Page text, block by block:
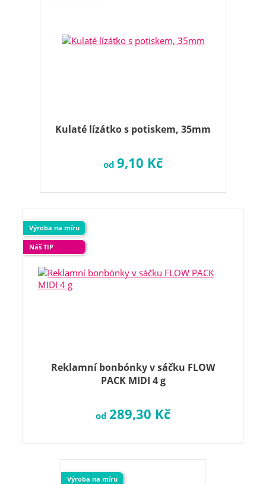
Kulaté lízátko s potiskem, 35mm
od 9,10 Kč
Reklamní bonbónky v sáčku FLOW
PACK MIDI 4 g
Výroba na míru
Náš TIP
od 289,30 Kč
Výroba na míru